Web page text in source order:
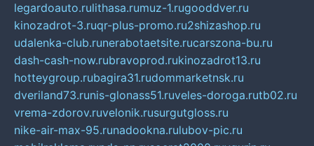
legardoauto.rulithasa.rumuz-1.rugooddver.ru
kinozadrot-3.ruqr-plus-promo.ru2shizashop.ru
udalenka-club.runerabotaetsite.rucarszona-bu.ru
dash-cash-now.rubravoprod.rukinozadrot13.ru
hotteygroup.rubagira31.rudommarketnsk.ru
dveriland73.runis-glonass51.ruveles-doroga.rutb02.ru
vrema-zdorov.ruvelonik.rusurgutgloss.ru
nike-air-max-95.runadookna.rulubov-pic.ru